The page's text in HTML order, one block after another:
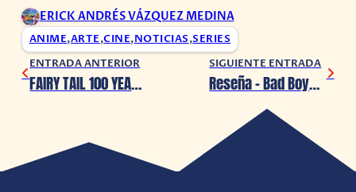
ERICK ANDRÉS VÁZQUEZ MEDINA
ANIME,ARTE,CINE,NOTICIAS,SERIES
ENTRADA ANTERIOR
FAIRY TAIL 100 YEAR QUEST llega a la pantalla grande
SIGUIENTE ENTRADA
Reseña – Bad Boys: Hasta La Muerte